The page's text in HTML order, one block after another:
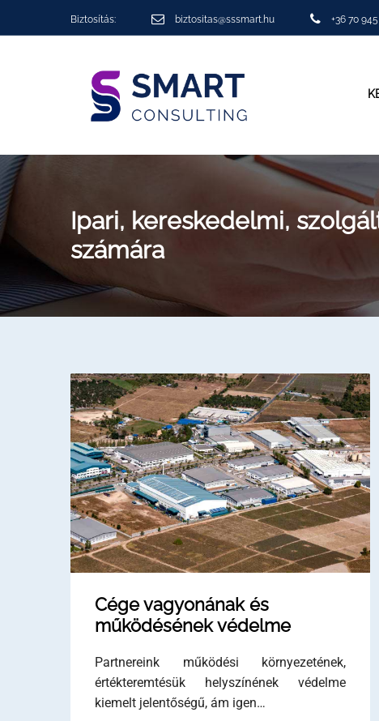
Biztosítás: biztositas@sssmart.hu +36 70
Ipari, kereskedelmi,
számára
Cége vagyonának és
működésének védelme
Partnereink működési környezetének,
értékteremtésük helyszínének védelme
kiemelt jelentőségű, ám igen…